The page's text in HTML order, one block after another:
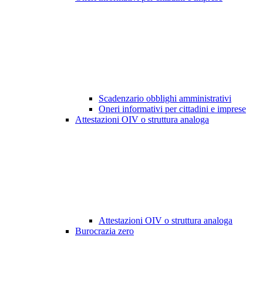
Scadenzario obblighi amministrativi
Oneri informativi per cittadini e imprese
Attestazioni OIV o struttura analoga
Attestazioni OIV o struttura analoga
Burocrazia zero